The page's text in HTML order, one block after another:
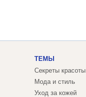
ТЕМЫ
Секреты красоты
Мода и стиль
Уход за кожей